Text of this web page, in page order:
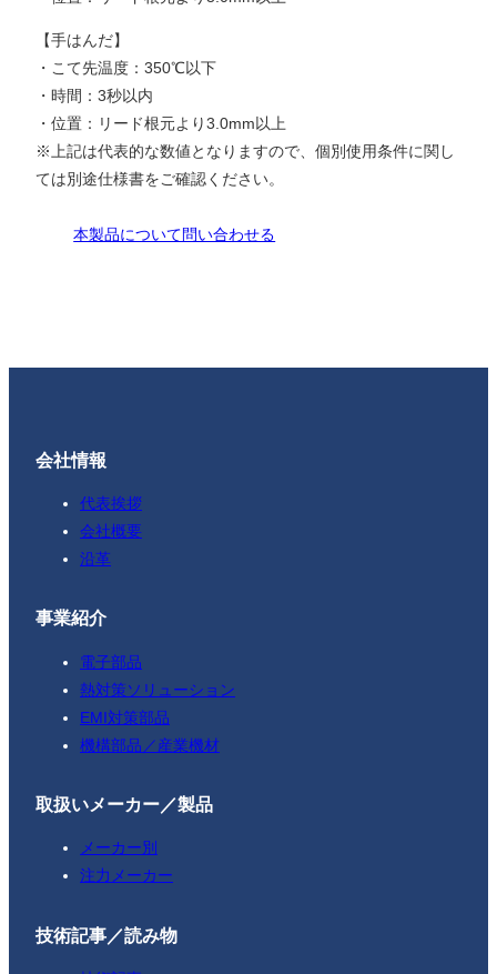
【手はんだ】
・こて先温度：350℃以下
・時間：3秒以内
・位置：リード根元より3.0mm以上
※上記は代表的な数値となりますので、個別使用条件に関し
ては別途仕様書をご確認ください。
本製品について問い合わせる
会社情報
代表挨拶
会社概要
沿革
事業紹介
電子部品
熱対策ソリューション
EMI対策部品
機構部品／産業機材
取扱いメーカー／製品
メーカー別
注力メーカー
技術記事／読み物